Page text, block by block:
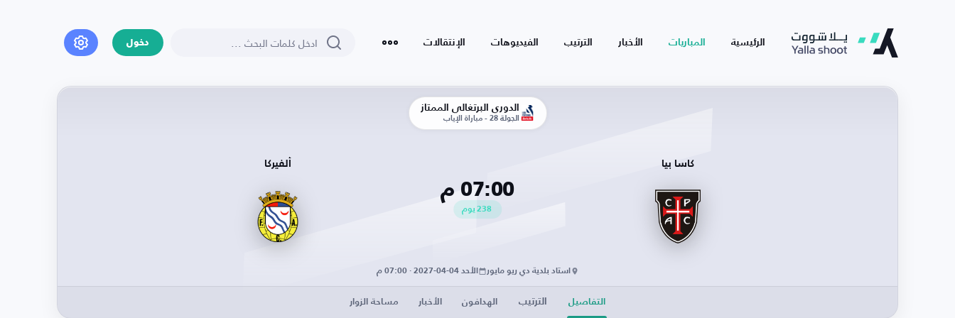
الرئيسية المباريات الأخبار الترتيب الفيديوهات الإنتقالات دخول
الدوري البرتغالي الممتاز
الجولة 28 - مباراة الإياب
كاسا بيا
07:00 م
238 يوم
ألفيركا
استاد بلدية دي ريو مايور الأحد 04-04-2027 · 07:00 م
التفاصيل الترتيب الهدافون الأخبار مساحة الزوار